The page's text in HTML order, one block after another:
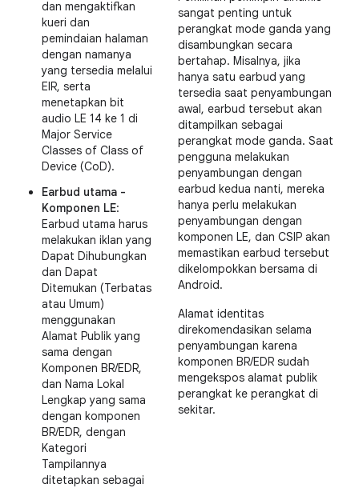
dan mengaktifkan
kueri dan
pemindaian halaman
dengan namanya
yang tersedia melalui
EIR, serta
menetapkan bit
audio LE 14 ke 1 di
Major Service
Classes of Class of
Device (CoD).
Earbud utama -
Komponen LE:
Earbud utama harus
melakukan iklan yang
Dapat Dihubungkan
dan Dapat
Ditemukan (Terbatas
atau Umum)
menggunakan
Alamat Publik yang
sama dengan
Komponen BR/EDR,
dan Nama Lokal
Lengkap yang sama
dengan komponen
BR/EDR, dengan
Kategori
Tampilannya
ditetapkan sebagai
sangat penting untuk
perangkat mode ganda yang
disambungkan secara
bertahap. Misalnya, jika
hanya satu earbud yang
tersedia saat penyambungan
awal, earbud tersebut akan
ditampilkan sebagai
perangkat mode ganda. Saat
pengguna melakukan
penyambungan dengan
earbud kedua nanti, mereka
hanya perlu melakukan
penyambungan dengan
komponen LE, dan CSIP akan
memastikan earbud tersebut
dikelompokkan bersama di
Android.
Alamat identitas
direkomendasikan selama
penyambungan karena
komponen BR/EDR sudah
mengekspos alamat publik
perangkat ke perangkat di
sekitar.